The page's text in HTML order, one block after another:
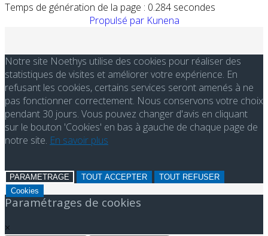
Temps de génération de la page : 0.284 secondes
Propulsé par Kunena
Notre site Noethys utilise des cookies pour réaliser des
statistiques de visites et améliorer votre expérience. En
refusant les cookies, certains services seront amenés à ne
pas fonctionner correctement. Nous conservons votre choix
pendant 30 jours. Vous pouvez changer d'avis en cliquant
sur le bouton 'Cookies' en bas à gauche de chaque page de
notre site. En savoir plus
PARAMETRAGE TOUT ACCEPTER
TOUT REFUSER
Cookies
Paramétrages de cookies
×